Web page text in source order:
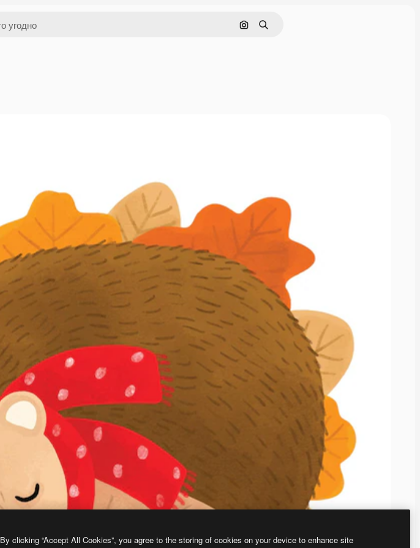
Поиск по изображению
Поиск
By clicking “Accept All Cookies”, you agree to the storing of cookies on your device to enhance site